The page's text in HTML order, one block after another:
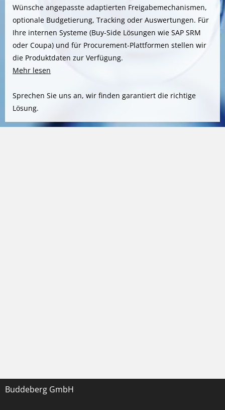
Wünsche angepasste adaptierten Freigabemechanismen,
optionale Budgetierung, Tracking oder Auswertungen. Für
Ihre internen Systeme (Buy-Side Lösungen wie SAP SRM
oder Coupa) und für Procurement-Plattformen stellen wir
die Produktdaten zur Verfügung.
Mehr lesen
Sprechen Sie uns an, wir finden garantiert die richtige
Lösung.
Buddeberg GmbH